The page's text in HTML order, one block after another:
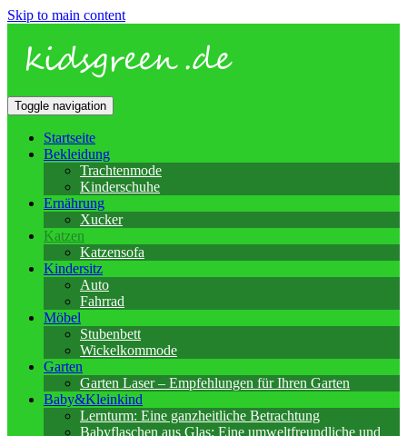
Skip to main content
Toggle navigation
Startseite
Bekleidung
Trachtenmode
Kinderschuhe
Ernährung
Xucker
Katzen
Katzensofa
Kindersitz
Auto
Fahrrad
Möbel
Stubenbett
Wickelkommode
Garten
Garten Laser – Empfehlungen für Ihren Garten
Baby&Kleinkind
Lernturm: Eine ganzheitliche Betrachtung
Babyflaschen aus Glas: Eine umweltfreundliche und